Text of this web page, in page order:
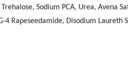
Sodium PCA, Urea, Avena
Rapeseedamide, Disodium Laureth